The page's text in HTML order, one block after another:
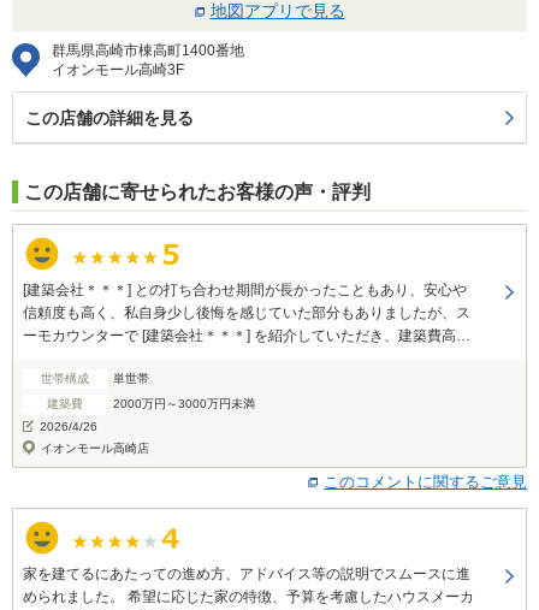
地図アプリで見る
群馬県高崎市棟高町1400番地
イオンモール高崎3F
この店舗の詳細を見る
この店舗に寄せられたお客様の声・評判
[建築会社＊＊＊] との打ち合わせ期間が長かったこともあり、安心や
信頼度も高く、私自身少し後悔を感じていた部分もありましたが、ス
ーモカウンターで [建築会社＊＊＊] を紹介していただき、建築費高騰
がとうございました。
世帯構成
単世帯
建築費
2000万円～3000万円未満
2026/4/26
イオンモール高崎店
このコメントに関するご意見
家を建てるにあたっての進め方、アドバイス等の説明でスムースに進
められました。 希望に応じた家の特徴、予算を考慮したハウスメーカ